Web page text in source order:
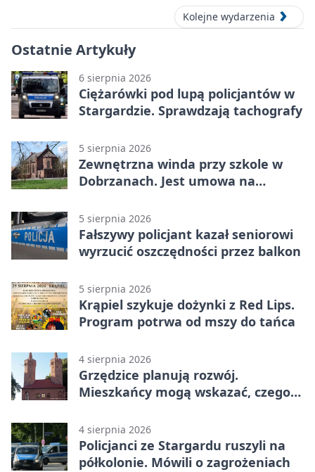
Kolejne wydarzenia
Ostatnie Artykuły
6 sierpnia 2026
Ciężarówki pod lupą policjantów w
Stargardzie. Sprawdzają tachografy
5 sierpnia 2026
Zewnętrzna winda przy szkole w
Dobrzanach. Jest umowa na
5 sierpnia 2026
Fałszywy policjant kazał seniorowi
wyrzucić oszczędności przez balkon
5 sierpnia 2026
Krąpiel szykuje dożynki z Red Lips.
Program potrwa od mszy do tańca
4 sierpnia 2026
Grzędzice planują rozwój.
Mieszkańcy mogą wskazać, czego
4 sierpnia 2026
Policjanci ze Stargardu ruszyli na
półkolonie. Mówili o zagrożeniach